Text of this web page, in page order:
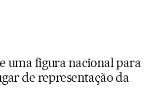
uma figura nacional para
de representação da